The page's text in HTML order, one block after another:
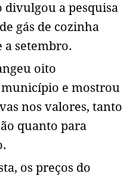
divulgou a pesquisa
gás de cozinha
a setembro.
oito
e mostrou
nos valores, tanto
quanto para
os preços do